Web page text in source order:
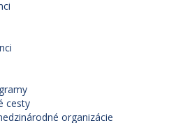
cesty
organizácie